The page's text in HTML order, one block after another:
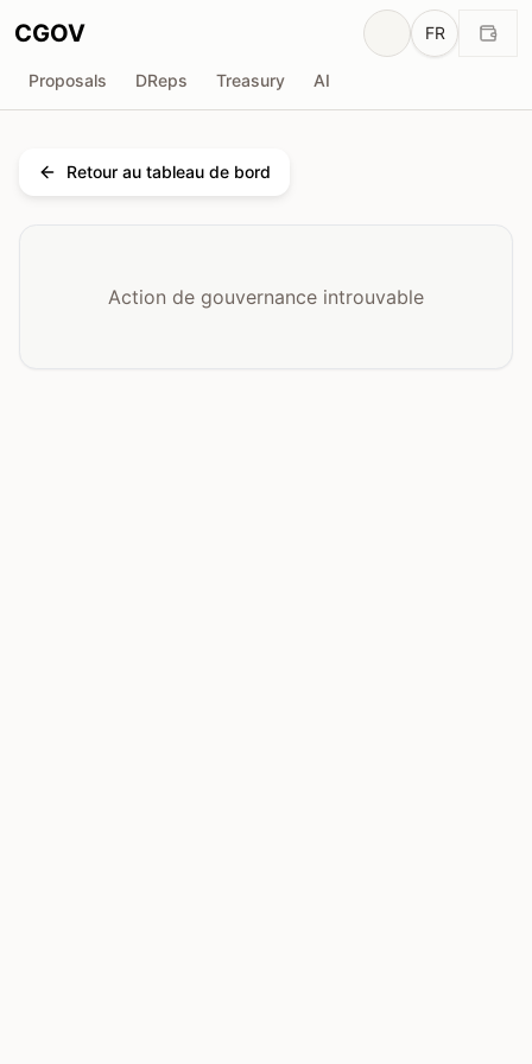
CGOV FR
Proposals DReps Treasury AI
Retour au tableau de bord
Action de gouvernance introuvable